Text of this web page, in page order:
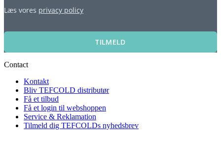
Læs vores privacy policy
TILMELD
Contact
Kontakt
Bliv TEFCOLD distributør
Få et tilbud
Få et login til webshoppen
Service & Reklamation
Tilmeld dig TEFCOLDs nyhedsbrev